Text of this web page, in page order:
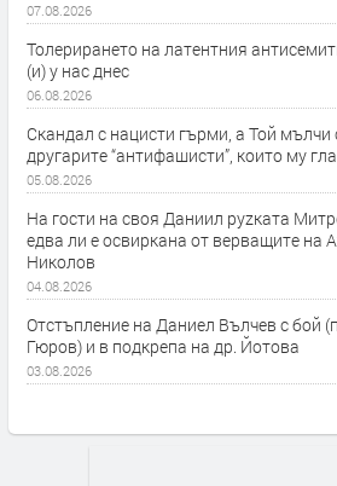
07.08.2026
Толерирането на латентния
(и) у нас днес
06.08.2026
Скандал с нацисти гърми, а Той мълчи
другарите “антифашисти”, които му
05.08.2026
На гости на своя Даниил руzката
едва ли е освиркана от верващите на
Николов
04.08.2026
Отстъпление на Даниел Вълчев с бой
Гюров) и в подкрепа на др. Йотова
03.08.2026